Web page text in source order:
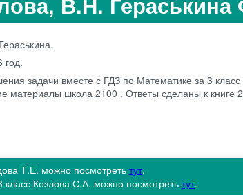
год.
задачи вместе с ГДЗ по Математике за 3
материалы школа 2100 . Ответы сделаны к книге
Т.Е. можно посмотретьтут.
Козлова С.А. можно посмотреть тут.